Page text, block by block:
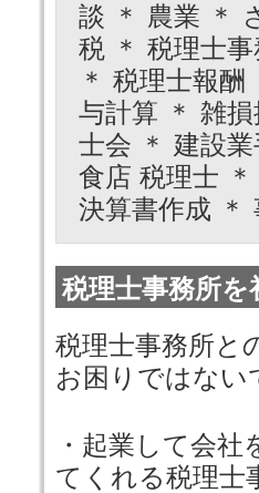
談 ＊ 農業 ＊
税 ＊ 税理士
＊ 税理士報
与計算 ＊ 雑
士会 ＊ 建設
食店 税理士
決算書作成 ＊
税理士事務所
税理士事務所と
お困りではない
・起業して会
てくれる税理士